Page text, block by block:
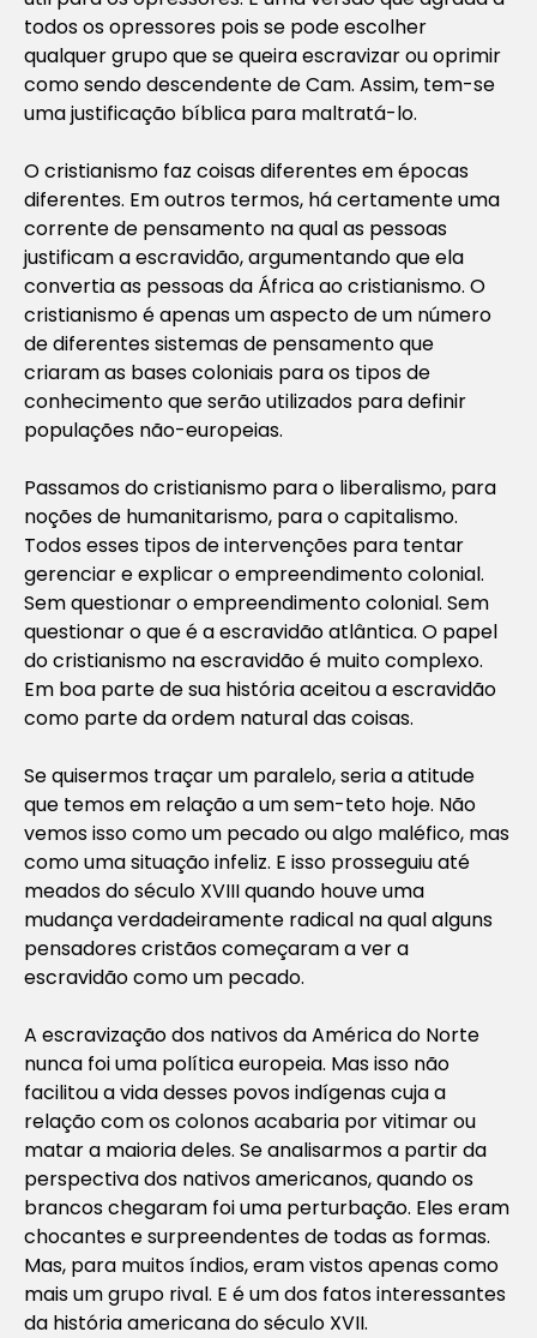
todos os opressores pois se pode escolher
qualquer grupo que se queira escravizar ou oprimir
como sendo descendente de Cam. Assim, tem-se
uma justificação bíblica para maltratá-lo.
O cristianismo faz coisas diferentes em épocas
diferentes. Em outros termos, há certamente uma
corrente de pensamento na qual as pessoas
justificam a escravidão, argumentando que ela
convertia as pessoas da África ao cristianismo. O
cristianismo é apenas um aspecto de um número
de diferentes sistemas de pensamento que
criaram as bases coloniais para os tipos de
conhecimento que serão utilizados para definir
populações não-europeias.
Passamos do cristianismo para o liberalismo, para
noções de humanitarismo, para o capitalismo.
Todos esses tipos de intervenções para tentar
gerenciar e explicar o empreendimento colonial.
Sem questionar o empreendimento colonial. Sem
questionar o que é a escravidão atlântica. O papel
do cristianismo na escravidão é muito complexo.
Em boa parte de sua história aceitou a escravidão
como parte da ordem natural das coisas.
Se quisermos traçar um paralelo, seria a atitude
que temos em relação a um sem-teto hoje. Não
vemos isso como um pecado ou algo maléfico, mas
como uma situação infeliz. E isso prosseguiu até
meados do século XVIII quando houve uma
mudança verdadeiramente radical na qual alguns
pensadores cristãos começaram a ver a
escravidão como um pecado.
A escravização dos nativos da América do Norte
nunca foi uma política europeia. Mas isso não
facilitou a vida desses povos indígenas cuja a
relação com os colonos acabaria por vitimar ou
matar a maioria deles. Se analisarmos a partir da
perspectiva dos nativos americanos, quando os
brancos chegaram foi uma perturbação. Eles eram
chocantes e surpreendentes de todas as formas.
Mas, para muitos índios, eram vistos apenas como
mais um grupo rival. E é um dos fatos interessantes
da história americana do século XVII.